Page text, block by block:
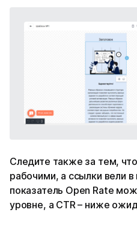
Следите также за тем,
рабочими, а ссылки вели
показатель Open Rate
уровне, а CTR – ниже